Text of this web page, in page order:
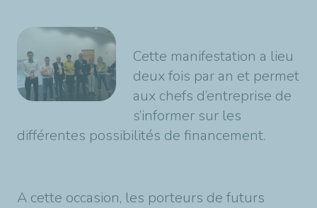
Cette manifestation a lieu
deux fois par an et permet
aux chefs d’entreprise de
s’informer sur les
différentes possibilités de financement.
A cette occasion, les porteurs de futurs